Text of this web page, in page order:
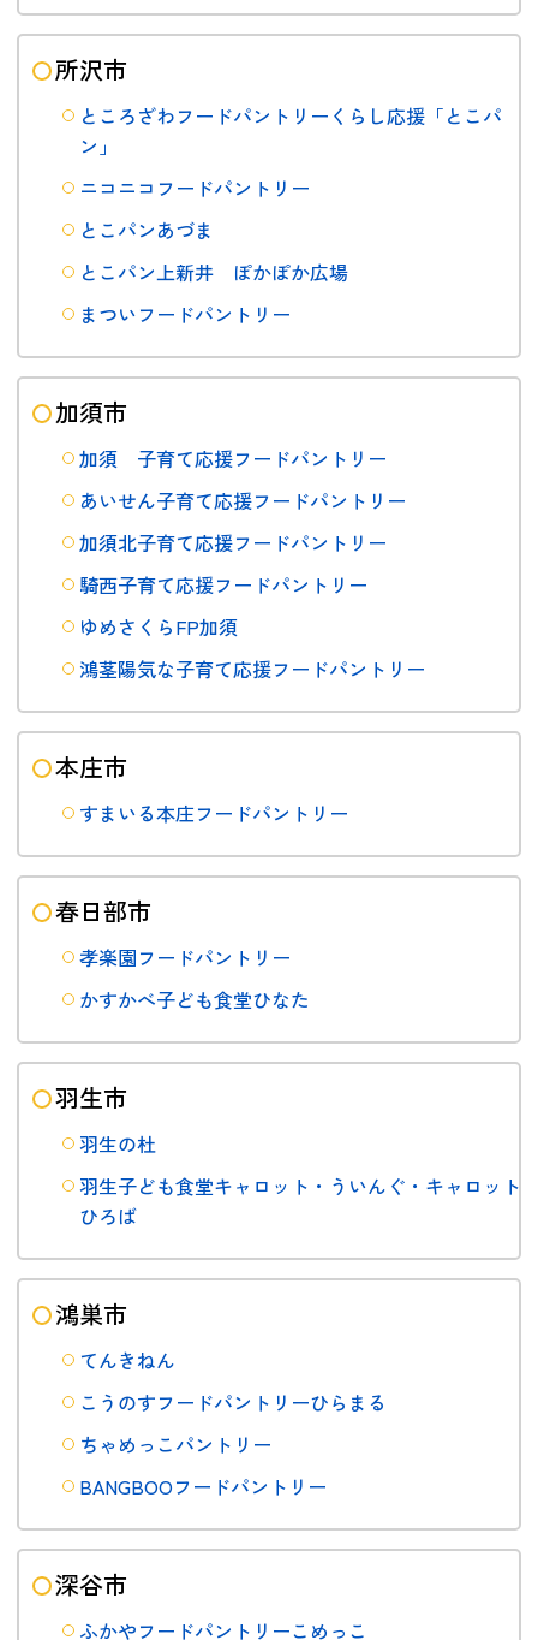
所沢市
ところざわフードパントリーくらし応援「とこパ
ン」
ニコニコフードパントリー
とこパンあづま
とこパン上新井 ぽかぽか広場
まついフードパントリー
加須市
加須 子育て応援フードパントリー
あいせん子育て応援フードパントリー
加須北子育て応援フードパントリー
騎西子育て応援フードパントリー
ゆめさくらFP加須
鴻茎陽気な子育て応援フードパントリー
本庄市
すまいる本庄フードパントリー
春日部市
孝楽園フードパントリー
かすかべ子ども食堂ひなた
羽生市
羽生の杜
羽生子ども食堂キャロット・ういんぐ・キャロット
ひろば
鴻巣市
てんきねん
こうのすフードパントリーひらまる
ちゃめっこパントリー
BANGBOOフードパントリー
深谷市
ふかやフードパントリーこめっこ